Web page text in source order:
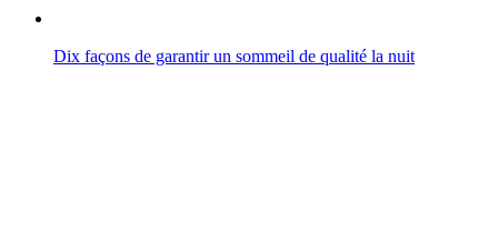
Dix façons de garantir un sommeil de qualité la nuit